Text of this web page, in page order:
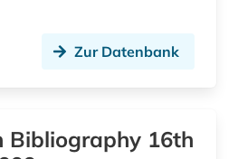
Zur Datenbank
Bibliography 16th